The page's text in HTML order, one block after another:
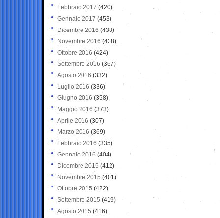
Febbraio 2017 (420)
Gennaio 2017 (453)
Dicembre 2016 (438)
Novembre 2016 (438)
Ottobre 2016 (424)
Settembre 2016 (367)
Agosto 2016 (332)
Luglio 2016 (336)
Giugno 2016 (358)
Maggio 2016 (373)
Aprile 2016 (307)
Marzo 2016 (369)
Febbraio 2016 (335)
Gennaio 2016 (404)
Dicembre 2015 (412)
Novembre 2015 (401)
Ottobre 2015 (422)
Settembre 2015 (419)
Agosto 2015 (416)